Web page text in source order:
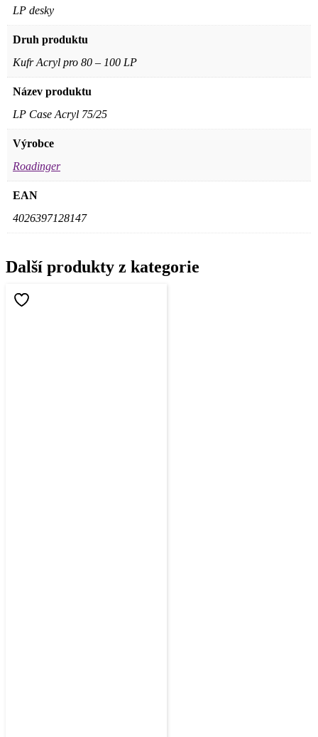
LP desky
Druh produktu
Kufr Acryl pro 80 – 100 LP
Název produktu
LP Case Acryl 75/25
Výrobce
Roadinger
EAN
4026397128147
Další produkty z kategorie